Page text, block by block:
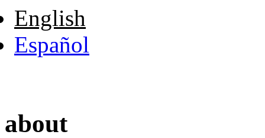
English
Español
about